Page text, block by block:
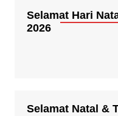
Selamat Hari
2026
Selamat Natal &